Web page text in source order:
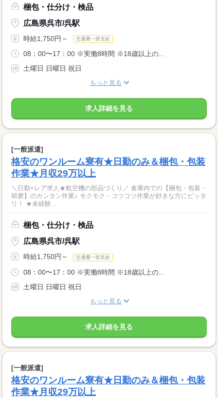
梱包・仕分け・検品
広島県呉市/呉駅
時給1,750円～ 交通費一部支給
08：00〜17：00 ※実働8時間 ※18歳以上の...
土曜日 日曜日 祝日
もっと見る
求人詳細を見る
[一般派遣]
格安のワンルーム寮有★日勤のみ＆梱包・包装
作業★月収29万以上
＼日勤×レア求人★航空機の部品づくり／ 倉庫内での【梱包・包装・
研磨】のカンタン作業♪ モクモク・コツコツ作業が好きな方にピッタ
リ！ ★未経験...
梱包・仕分け・検品
広島県呉市/呉駅
時給1,750円～ 交通費一部支給
08：00〜17：00 ※実働8時間 ※18歳以上の...
土曜日 日曜日 祝日
もっと見る
求人詳細を見る
[一般派遣]
格安のワンルーム寮有★日勤のみ＆梱包・包装
作業★月収29万以上